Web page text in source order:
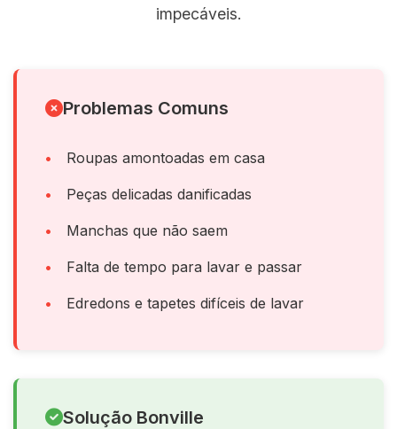
impecáveis.
Problemas Comuns
Roupas amontoadas em casa
Peças delicadas danificadas
Manchas que não saem
Falta de tempo para lavar e passar
Edredons e tapetes difíceis de lavar
Solução Bonville